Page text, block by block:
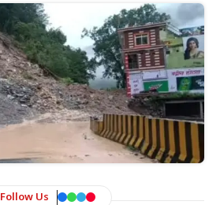
Follow Us